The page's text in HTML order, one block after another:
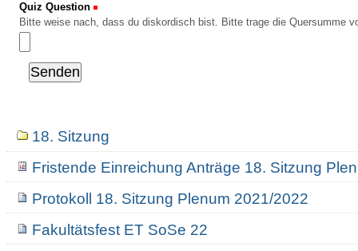
Quiz Question
Bitte weise nach, dass du diskordisch bist. Bitte trage die Quersumme
Navigation18. Sitzung
Fristende Einreichung Anträge 18. Sitzung
Protokoll 18. Sitzung Plenum 2021/2022
Fakultätsfest ET SoSe 22